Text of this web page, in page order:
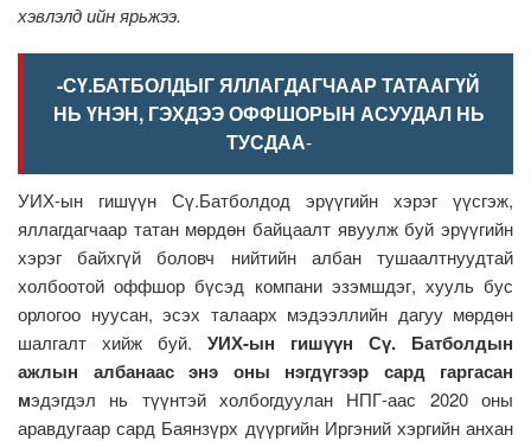
хэвлэлд ийн ярьжээ.
-СҮ.БАТБОЛДЫГ ЯЛЛАГДАГЧААР ТАТААГҮЙ
НЬ ҮНЭН, ГЭХДЭЭ ОФФШОРЫН АСУУДАЛ НЬ
ТУСДАА-
УИХ-ын гишүүн Сү.Батболдод эрүүгийн хэрэг үүсгэж,
яллагдагчаар татан мөрдөн байцаалт явуулж буй эрүүгийн
хэрэг байхгүй боловч нийтийн албан тушаалтнуудтай
холбоотой оффшор бүсэд компани эзэмшдэг, хууль бус
орлогоо нуусан, эсэх талаарх мэдээллийн дагуу мөрдөн
шалгалт хийж буй. УИХ-ын гишүүн Сү. Батболдын
ажлын албанаас энэ оны нэгдүгээр сард гаргасан
мэдэгдэл нь түүнтэй холбогдуулан НПГ-аас 2020 оны
аравдугаар сард Баянзүрх дүүргийн Иргэний хэргийн анхан